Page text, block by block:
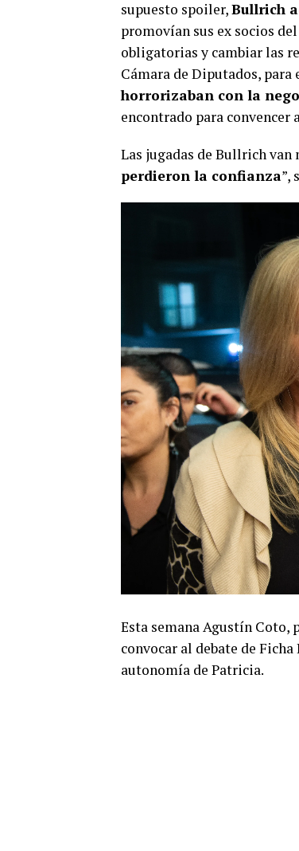
supuesto spoiler,Bullrich
promovían sus ex socios
obligatorias y cambiar las
Cámara de Diputados, para
horrorizaban con la
encontrado para
Las jugadas de Bullrich van
perdieron la confianza”,
Esta semana Agustín
convocar al debate de
autonomía de Patricia.